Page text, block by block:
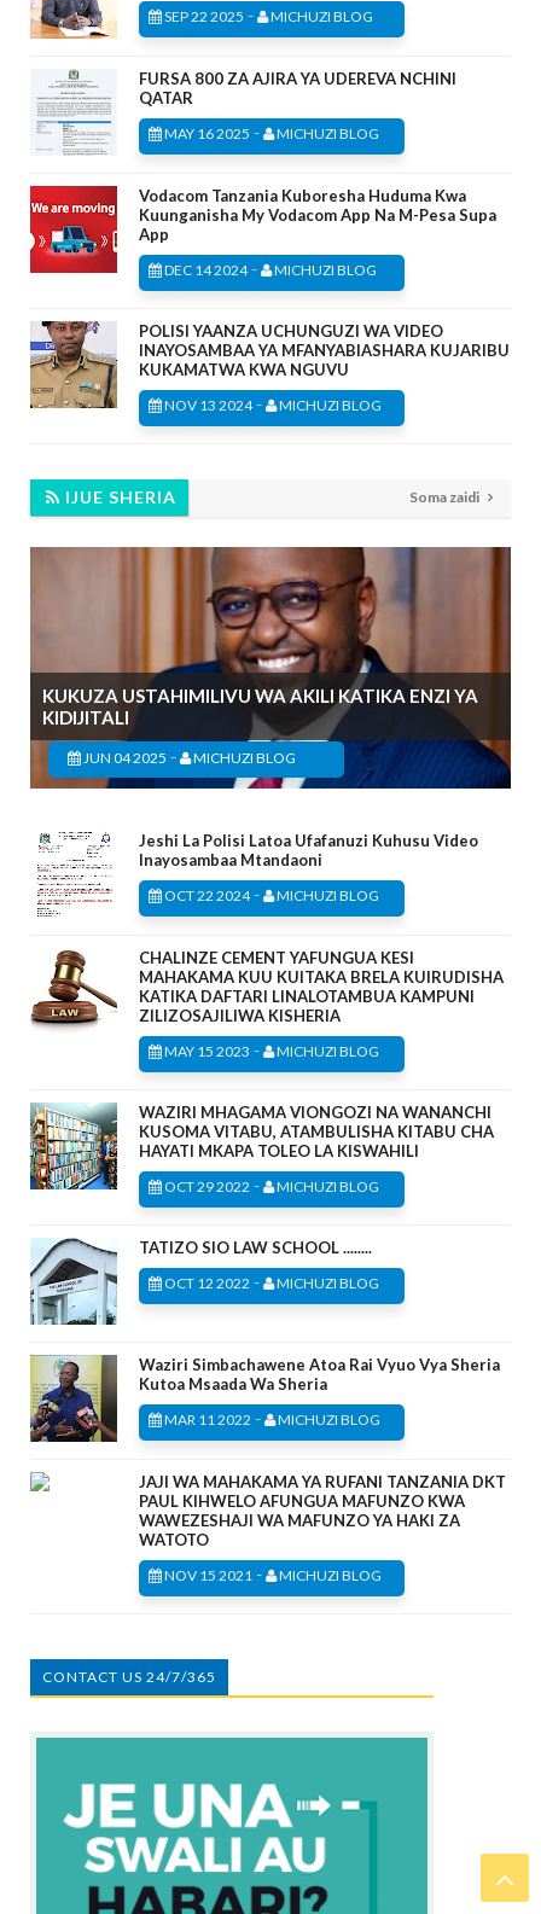
SEP 22 2025 - MICHUZI BLOG
FURSA 800 ZA AJIRA YA UDEREVA NCHINI
QATAR
MAY 16 2025 - MICHUZI BLOG
Vodacom Tanzania Kuboresha Huduma Kwa
Kuunganisha My Vodacom App Na M-Pesa Supa
App
DEC 14 2024- MICHUZI BLOG
POLISI YAANZA UCHUNGUZI WA VIDEO
INAYOSAMBAA YA MFANYABIASHARA KUJARIBU
KUKAMATWA KWA NGUVU
NOV 13 2024- MICHUZI BLOG
IJUE SHERIA Soma zaidi
KUKUZA USTAHIMILIVU WA AKILI KATIKA ENZI YA
KIDIJITALI
JUN 04 2025 - MICHUZI BLOG
Jeshi La Polisi Latoa Ufafanuzi Kuhusu Video
Inayosambaa Mtandaoni
OCT 22 2024- MICHUZI BLOG
CHALINZE CEMENT YAFUNGUA KESI
MAHAKAMA KUU KUITAKA BRELA KUIRUDISHA
KATIKA DAFTARI LINALOTAMBUA KAMPUNI
ZILIZOSAJILIWA KISHERIA
MAY 15 2023 - MICHUZI BLOG
WAZIRI MHAGAMA VIONGOZI NA WANANCHI
KUSOMA VITABU, ATAMBULISHA KITABU CHA
HAYATI MKAPA TOLEO LA KISWAHILI
OCT 29 2022 - MICHUZI BLOG
TATIZO SIO LAW SCHOOL ........
OCT 12 2022 - MICHUZI BLOG
Waziri Simbachawene Atoa Rai Vyuo Vya Sheria
Kutoa Msaada Wa Sheria
MAR 11 2022 - MICHUZI BLOG
JAJI WA MAHAKAMA YA RUFANI TANZANIA DKT
PAUL KIHWELO AFUNGUA MAFUNZO KWA
WAWEZESHAJI WA MAFUNZO YA HAKI ZA
WATOTO
NOV 15 2021 - MICHUZI BLOG
CONTACT US 24/7/365